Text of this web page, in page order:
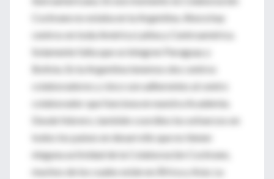
Cochrane no estaba en la Argentina. Ahora hay
centros en toda América Latina y Centroamérica.
Solamente falta que se integren Paraguay y
Bolivia. En la Argentina tenemos dos centros
colaboradores y cinco son adherentes al centro
colaborador que funciona en nuestra Academia.
Desde febrero, también coordino los esfuerzos en
todos los países en desarrollo que no tienen
ninguna actividad de la Colaboración Cochrane,
muchos de los cuales están en África y Asia. La